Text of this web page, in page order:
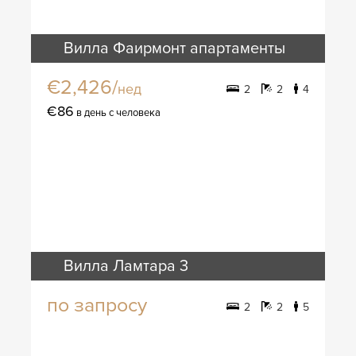
Вилла Фаирмонт апартаменты
€2,426/нед 2 2 4
€86 в день с человека
Вилла Ламтара 3
по запросу 2 2 5